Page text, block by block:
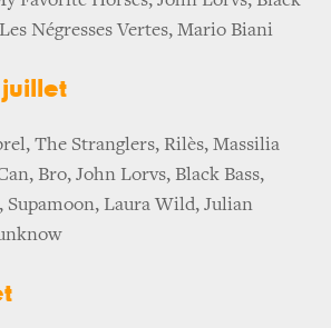
Négresses Vertes, Mario Biani
juillet
The Stranglers, Rilès, Massilia
Bro, John Lorvs, Black Bass,
Supamoon, Laura Wild, Julian